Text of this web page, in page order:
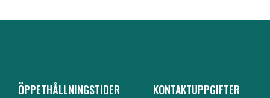
ÖPPETHÅLLNINGSTIDER KONTAKTUPPGIFTER